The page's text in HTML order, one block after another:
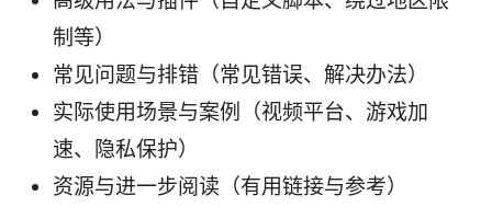
制等）
常见问题与排错（常见错误、解决办法）
实际使用场景与案例（视频平台、游戏加
速、隐私保护）
资源与进一步阅读（有用链接与参考）